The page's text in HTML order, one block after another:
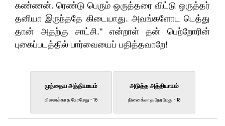
கண்ணன். ரெண்டு பெரும் ஒருத்தரை விட்டு ஒருத்தர்
தனியா இருந்ததே கிடையாது. அவங்களோட டெத்து
தான் அதற்கு சாட்சி." என்றாள் தன் பெற்றோரின்
புகைப்படத்தில் பார்வையைப் பதித்தவாறே!
முந்தைய அத்தியாயம்
நினைக்காத நேரமேது - 16
அடுத்த அத்தியாயம்
நினைக்காத நேரமேது - 18